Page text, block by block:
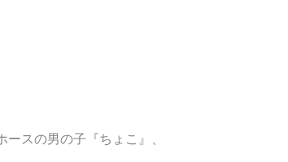
スの男の子『ちょこ』、